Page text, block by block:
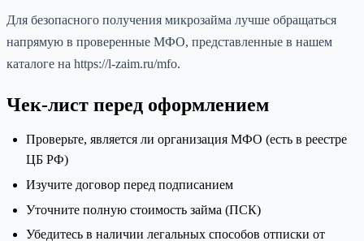
Для безопасного получения микрозайма лучше обращаться
напрямую в проверенные МФО, представленные в нашем
каталоге на https://l-zaim.ru/mfo.
Чек-лист перед оформлением
Проверьте, является ли организация МФО (есть в реестре
ЦБ РФ)
Изучите договор перед подписанием
Уточните полную стоимость займа (ПСК)
Убедитесь в наличии легальных способов отписки от